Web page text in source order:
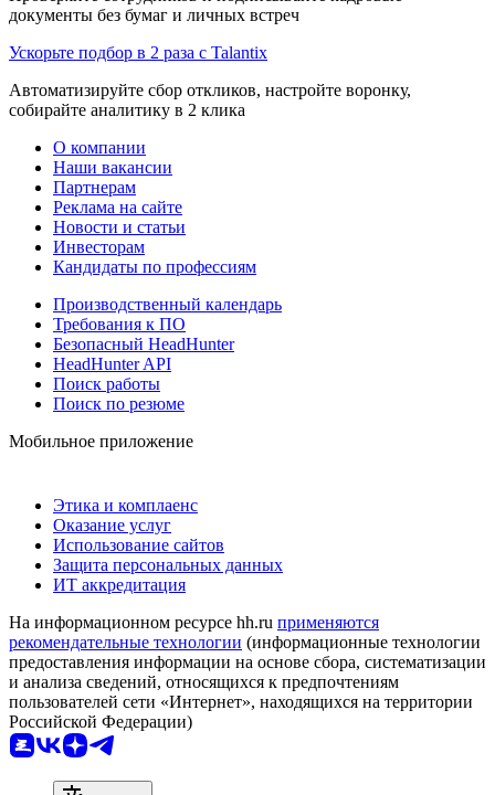
документы без бумаг и личных встреч
Ускорьте подбор в 2 раза с Talantix
Автоматизируйте сбор откликов, настройте воронку,
собирайте аналитику в 2 клика
О компании
Наши вакансии
Партнерам
Реклама на сайте
Новости и статьи
Инвесторам
Кандидаты по профессиям
Производственный календарь
Требования к ПО
Безопасный HeadHunter
HeadHunter API
Поиск работы
Поиск по резюме
Мобильное приложение
Этика и комплаенс
Оказание услуг
Использование сайтов
Защита персональных данных
ИТ аккредитация
На информационном ресурсе hh.ru применяются
рекомендательные технологии (информационные технологии
предоставления информации на основе сбора, систематизации
и анализа сведений, относящихся к предпочтениям
пользователей сети «Интернет», находящихся на территории
Российской Федерации)